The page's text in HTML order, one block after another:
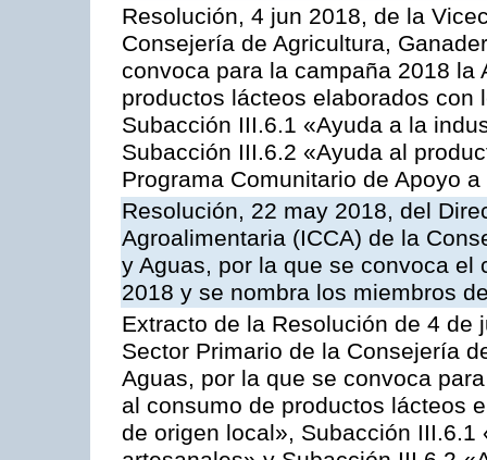
Resolución, 4 jun 2018, de la
Consejería de Agricultura,
convoca para la campaña 2018
productos lácteos elaborados
Subacción III.6.1 «Ayuda a la
Subacción III.6.2 «Ayuda al
Programa Comunitario de Apoyo
Resolución, 22 may 2018, del
Agroalimentaria (ICCA) de la
y Aguas, por la que se convoca el
2018 y se nombra los miembros
Extracto de la Resolución de 4
Sector Primario de la Consejería
Aguas, por la que se convoca
al consumo de productos lácteos
de origen local», Subacción